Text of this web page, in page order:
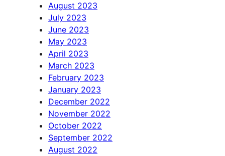
August 2023
July 2023
June 2023
May 2023
April 2023
March 2023
February 2023
January 2023
December 2022
November 2022
October 2022
September 2022
August 2022